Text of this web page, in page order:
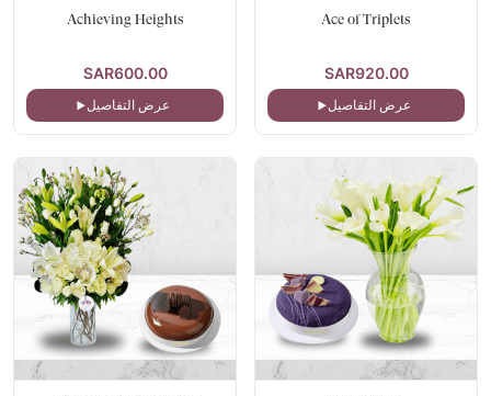
Ace of Triplets
SAR920.00
عرض التفاصيل
Achieving Heights
SAR600.00
عرض التفاصيل